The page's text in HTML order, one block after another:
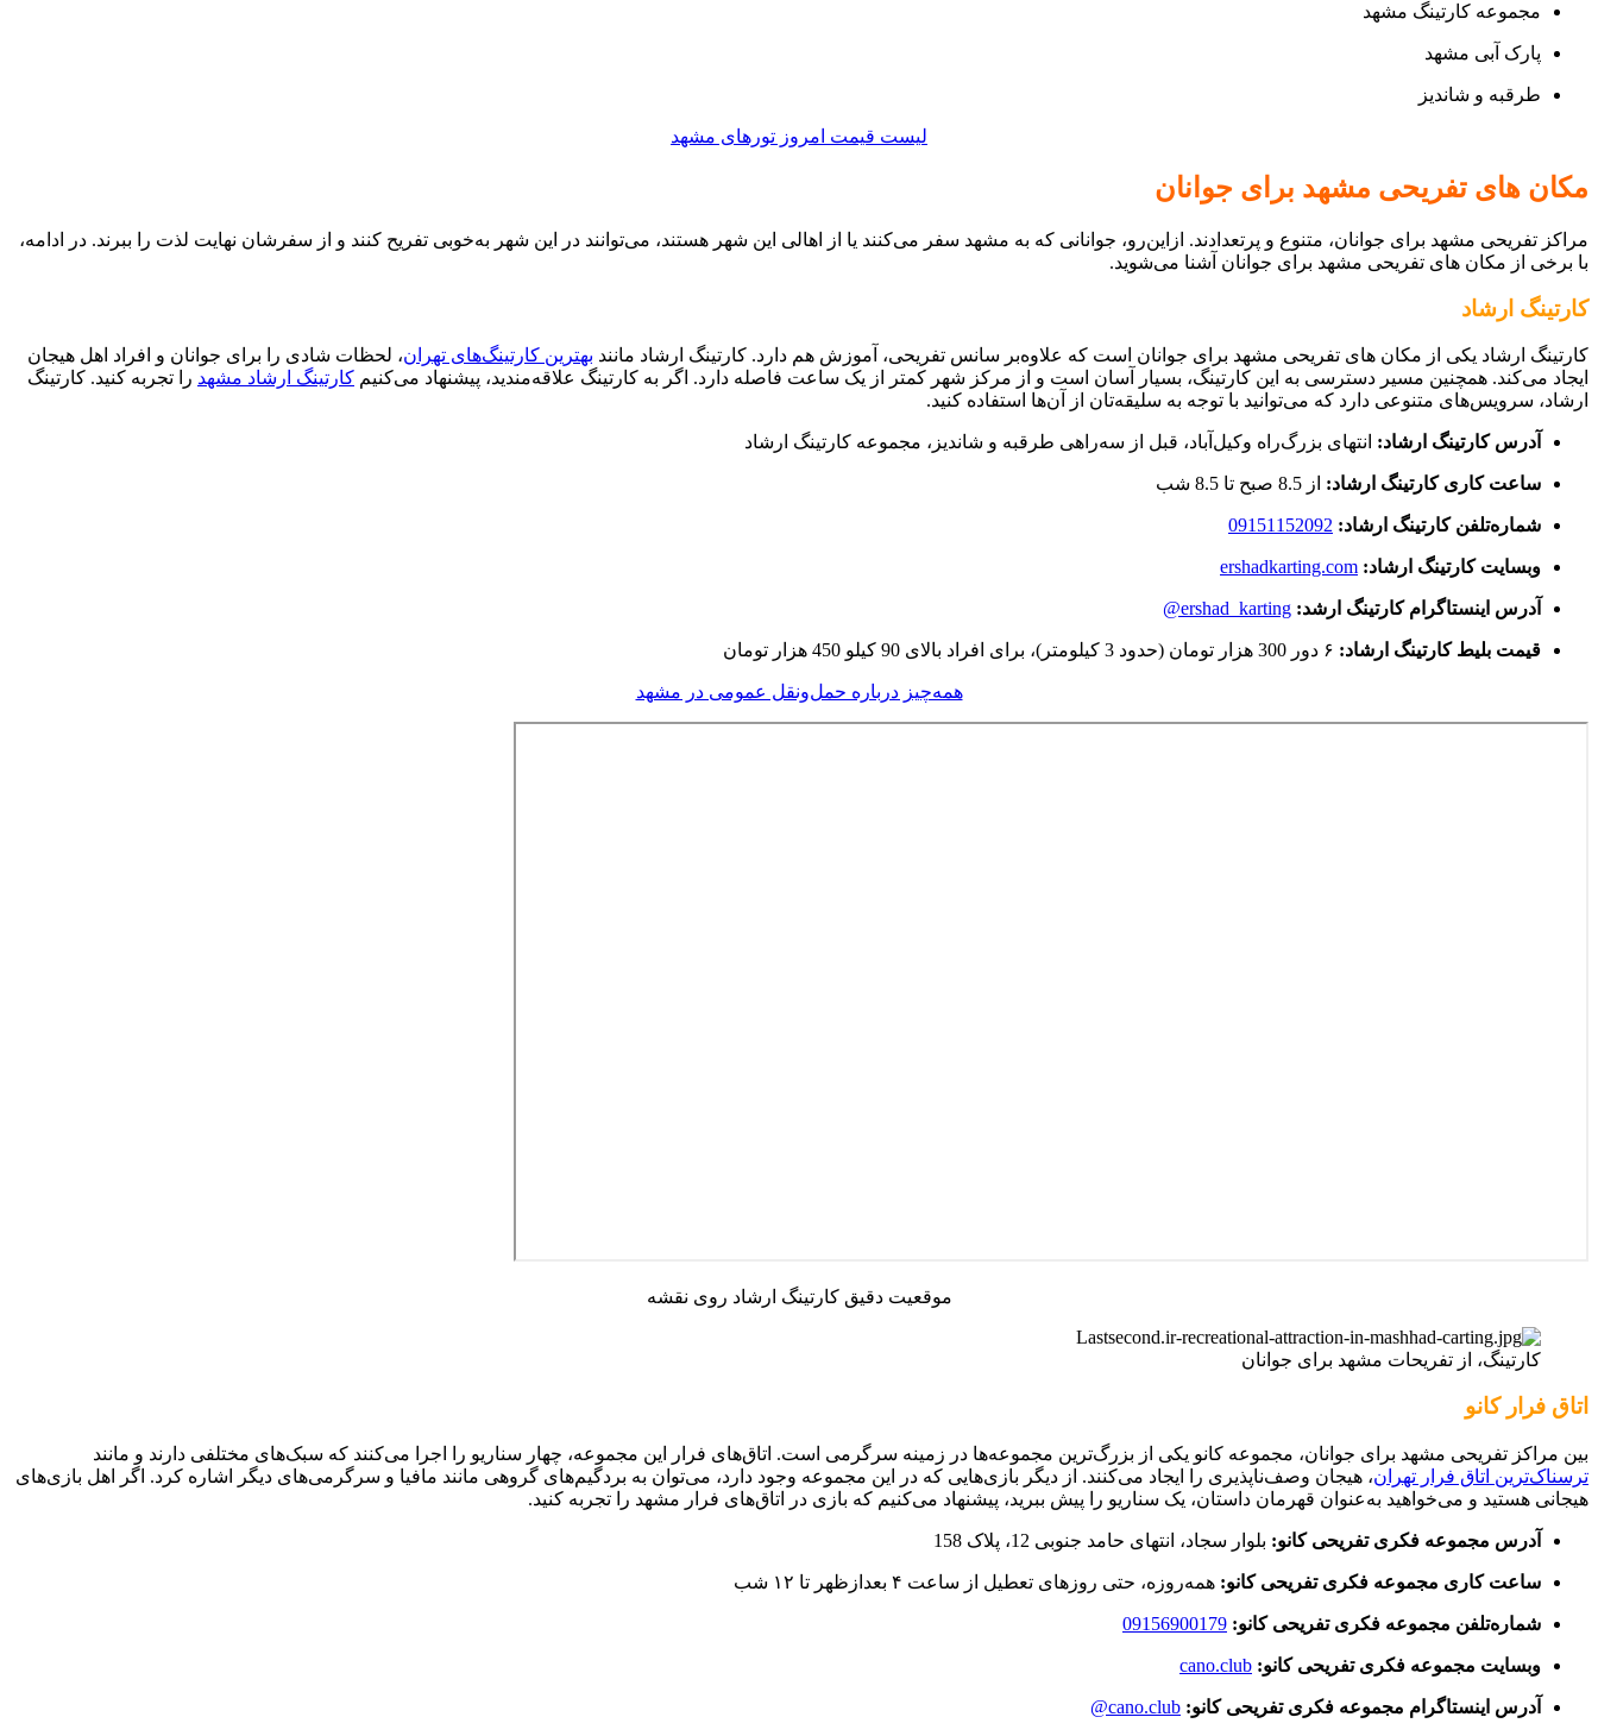
مجموعه کارتینگ مشهد
پارک آبی مشهد
طرقبه و شاندیز
لیست قیمت امروز تورهای مشهد
مکان های تفریحی مشهد برای جوانان
مراکز تفریحی مشهد برای جوانان، متنوع و پرتعدادند. ازاین‌رو، جوانانی که به مشهد سفر می‌کنند یا از اهالی این شهر هستند، می‌توانند در این شهر به‌خوبی تفریح کنند و از سفرشان نهایت لذت را ببرند. در ادامه،
با برخی از مکان های تفریحی مشهد برای جوانان آشنا می‌شوید.
کارتینگ ارشاد
کارتینگ ارشاد یکی از مکان های تفریحی مشهد برای جوانان است که علاوه‌بر سانس تفریحی، آموزش هم دارد. کارتینگ ارشاد مانند بهترین کارتینگ‌های تهران، لحظات شادی را برای جوانان و افراد اهل هیجان
ایجاد می‌کند. همچنین مسیر دسترسی به این کارتینگ، بسیار آسان است و از مرکز شهر کمتر از یک ساعت فاصله دارد. اگر به کارتینگ علاقه‌مندید، پیشنهاد می‌کنیم کارتینگ ارشاد مشهد را تجربه کنید. کارتینگ
ارشاد، سرویس‌های متنوعی دارد که می‌توانید با توجه به سلیقه‌تان از آن‌ها استفاده کنید.
آدرس کارتینگ ارشاد: انتهای بزرگ‌راه وکیل‌آباد، قبل از سه‌راهی طرقبه و شاندیز، مجموعه کارتینگ ارشاد
ساعت کاری کارتینگ ارشاد: از 8.5 صبح تا 8.5 شب
شماره‌تلفن کارتینگ ارشاد: 09151152092
وبسایت کارتینگ ارشاد: ershadkarting.com
آدرس اینستاگرام کارتینگ ارشد: ershad_karting@
قیمت بلیط کارتینگ ارشاد:
همه‌چیز درباره حمل‌ونقل عمومی در مشهد
موقعیت دقیق کارتینگ ارشاد روی نقشه
کارتینگ، از تفریحات مشهد برای جوانان
اتاق فرار کانو
بین مراکز تفریحی مشهد برای جوانان، مجموعه کانو یکی از بزرگ‌ترین مجموعه‌ها در زمینه سرگرمی است. اتاق‌های فرار این مجموعه، چهار سناریو را اجرا می‌کنند که سبک‌های مختلفی دارند و مانند
ترسناک‌ترین اتاق فرار تهران، هیجان وصف‌ناپذیری را ایجاد می‌کنند. از دیگر بازی‌هایی که در این مجموعه وجود دارد، می‌توان به بردگیم‌های گروهی مانند مافیا و سرگرمی‌های دیگر اشاره کرد. اگر اهل بازی‌های
هیجانی هستید و می‌خواهید به‌عنوان قهرمان داستان، یک سناریو را پیش ببرید، پیشنهاد می‌کنیم که بازی در اتاق‌های فرار مشهد را تجربه کنید.
آدرس مجموعه فکری تفریحی کانو: بلوار سجاد، انتهای حامد جنوبی 12، پلاک 158
ساعت کاری مجموعه فکری تفریحی کانو: همه‌روزه، حتی روزهای تعطیل از ساعت ۴ بعدازظهر تا ۱۲ شب
شماره‌تلفن مجموعه فکری تفریحی کانو: 09156900179
وبسایت مجموعه فکری تفریحی کانو: cano.club
آدرس اینستاگرام مجموعه فکری تفریحی کانو: cano.club@